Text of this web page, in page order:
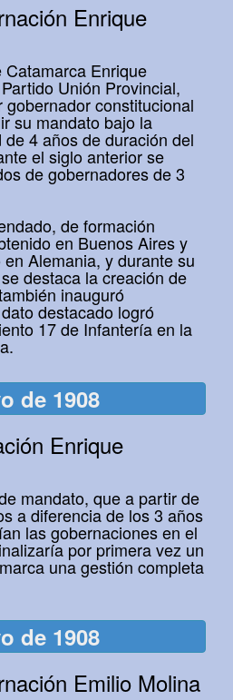
Enrique
Enrique
Unión Provincial,
constitucional
su mandato bajo la
4 años de duración del
el siglo anterior se
de gobernadores de 3
de formación
en Buenos Aires y
Alemania, y durante su
destaca la creación de
inauguró
destacado logró
17 de Infantería en la
de 1908
Enrique
mandato, que a partir de
a diferencia de los 3 años
las gobernaciones en el
por primera vez un
una gestión completa
de 1908
Emilio Molina